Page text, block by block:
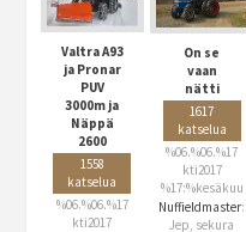
Valtra A93
ja Pronar
PUV
3000m ja
Näppä
2600
1558
katselua
%06.%06.%17
kti2017
On se
vaan
nätti
1617
katselua
%06.%06.%17
kti2017
%17:%kesäkuu
Nuffieldmaster:
Jep, sekura